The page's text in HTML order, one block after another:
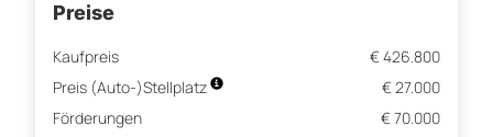
Preise
Kaufpreis
€ 426.800
Preis (Auto-)Stellplatz
€ 27.000
Förderungen
€ 70.000